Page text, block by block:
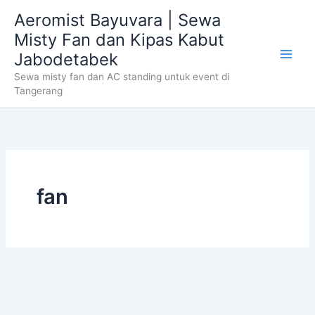
content
Aeromist Bayuvara | Sewa
Misty Fan dan Kipas Kabut
Jabodetabek
Sewa misty fan dan AC standing untuk event di
Tangerang
fan